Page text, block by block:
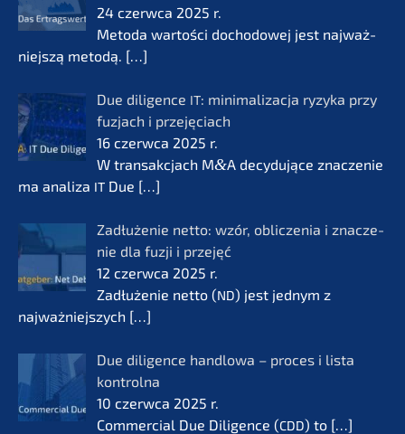
24 czerw­ca 2025 r.
Metoda wartości docho­do­wej jest najważ­
nie­js­zą metodą. […]
Due diligence IT: minima­li­zac­ja ryzyka przy
fuzjach i przejęciach
16 czerw­ca 2025 r.
W transak­c­jach M&A decydu­jące znacze­nie
ma anali­za IT Due […]
Zadłuże­nie netto: wzór, oblic­ze­nia i znacze­
nie dla fuzji i przejęć
12 czerw­ca 2025 r.
Zadłuże­nie netto (ND) jest jednym z
najważ­nie­js­zych […]
Due diligence handlo­wa – proces i lista
kontrol­na
10 czerw­ca 2025 r.
Commer­cial Due Diligence (CDD) to […]